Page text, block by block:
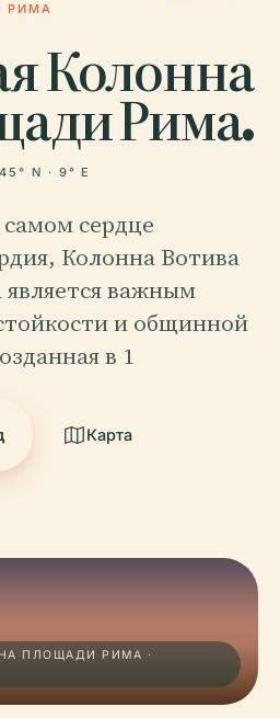
РИМА
Колонна
Рима.
45° N · 9° E
сердце
Колонна Вотива
важным
и общинной
в 1
Карта
ПЛОЩАДИ РИМА ·